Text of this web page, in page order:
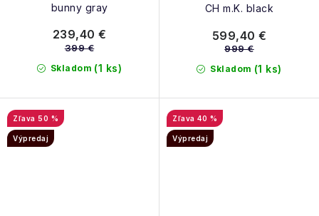
bunny gray
Skladom (1 ks)
239,40 €
399 €
CH m.K. black
Skladom (1 ks)
599,40 €
999 €
50 %
Výpredaj
40 %
Výpredaj